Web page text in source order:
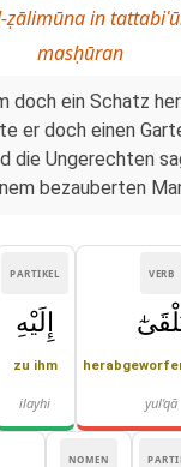
in
masḥūran
doch ein Schatz
er doch einen
die Ungerechten
bezauberten
VERB
yul'qā
PARTIKEL
إِلَيْهِ
zu ihm
ilayhi
NOMEN